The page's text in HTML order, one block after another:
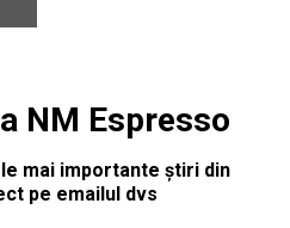
NM Espresso
mai importante știri din
pe emailul dvs